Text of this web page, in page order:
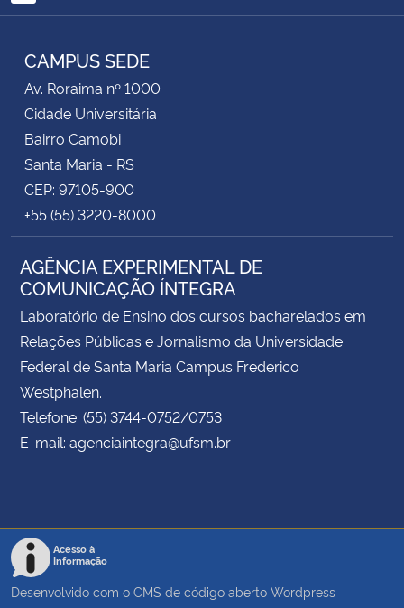
RSS
CAMPUS SEDE
Av. Roraima nº 1000
Cidade Universitária
Bairro Camobi
Santa Maria - RS
CEP: 97105-900
+55 (55) 3220-8000
AGÊNCIA EXPERIMENTAL DE
COMUNICAÇÃO ÍNTEGRA
Laboratório de Ensino dos cursos bacharelados em
Relações Públicas e Jornalismo da Universidade
Federal de Santa Maria Campus Frederico
Westphalen.
Telefone: (55) 3744-0752/0753
E-mail: agenciaintegra@ufsm.br
Acesso à
Informação
Desenvolvido com o CMS de código aberto Wordpress